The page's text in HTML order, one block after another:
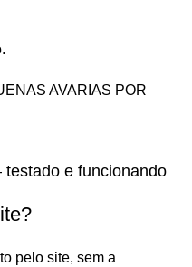
AVARIAS POR
e funcionando
pelo site, sem a